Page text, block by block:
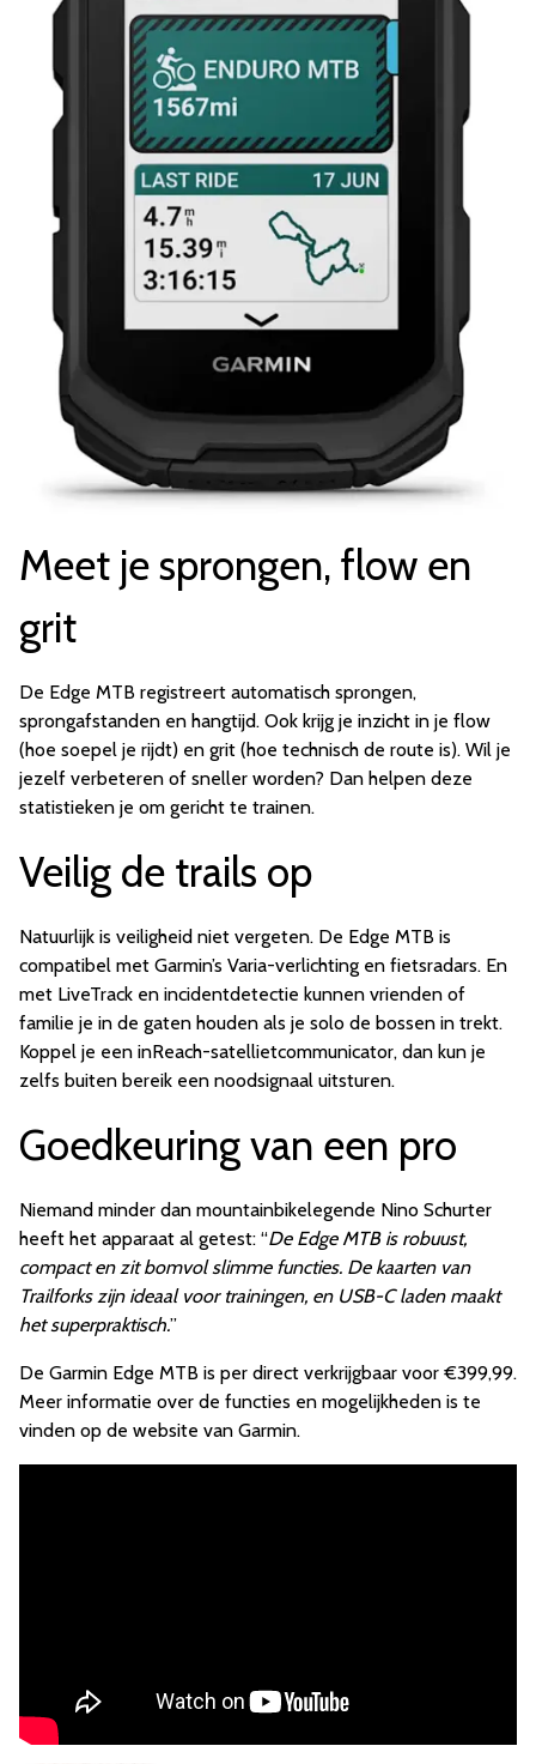
Meet je sprongen, flow en
grit
De Edge MTB registreert automatisch sprongen,
sprongafstanden en hangtijd. Ook krijg je inzicht in je flow
(hoe soepel je rijdt) en grit (hoe technisch de route is). Wil je
jezelf verbeteren of sneller worden? Dan helpen deze
statistieken je om gericht te trainen.
Veilig de trails op
Natuurlijk is veiligheid niet vergeten. De Edge MTB is
compatibel met Garmin’s Varia-verlichting en fietsradars. En
met LiveTrack en incidentdetectie kunnen vrienden of
familie je in de gaten houden als je solo de bossen in trekt.
Koppel je een inReach-satellietcommunicator, dan kun je
zelfs buiten bereik een noodsignaal uitsturen.
Goedkeuring van een pro
Niemand minder dan mountainbikelegende Nino Schurter
heeft het apparaat al getest: “De Edge MTB is robuust,
compact en zit bomvol slimme functies. De kaarten van
Trailforks zijn ideaal voor trainingen, en USB-C laden maakt
het superpraktisch.”
De Garmin Edge MTB is per direct verkrijgbaar voor €399,99.
Meer informatie over de functies en mogelijkheden is te
vinden op de website van Garmin.